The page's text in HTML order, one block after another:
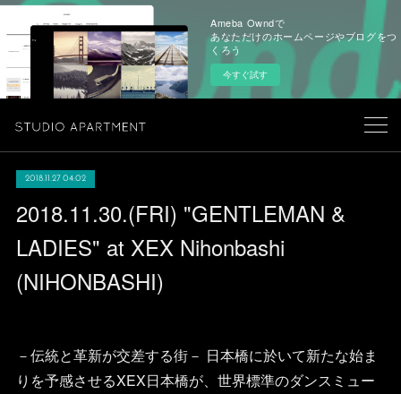
Ameba Owndで
あなただけのホームページやブログをつ
くろう
今すぐ試す
2018.11.27 04:02
2018.11.30.(FRI) "GENTLEMAN &
LADIES" at XEX Nihonbashi
(NIHONBASHI)
－伝統と革新が交差する街－ 日本橋に於いて新たな始ま
りを予感させるXEX日本橋が、世界標準のダンスミュー